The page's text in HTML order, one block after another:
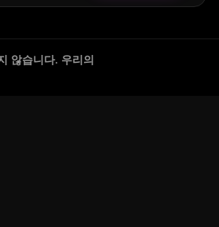
않습니다. 우리의